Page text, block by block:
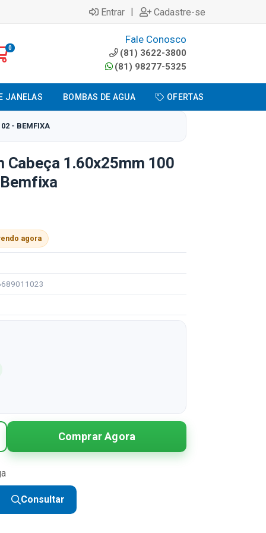
Entrar | Cadastre-se
0
Fale Conosco
(81) 3622-3800
(81) 98277-5325
JANELAS BOMBAS DE AGUA OFERTAS
- BEMFIXA
Cabeça 1.60x25mm 100
agora
Comprar Agora
Consultar